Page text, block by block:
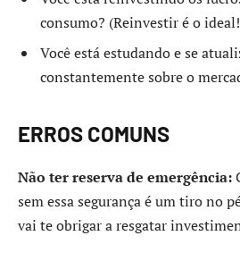
consumo? (Reinvestir é o
Você está estudando e se
constantemente sobre o
ERROS COMUNS
Não ter reserva de emergência:
sem essa segurança é um tiro no
vai te obrigar a resgatar